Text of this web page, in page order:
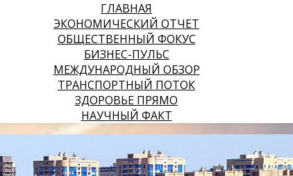
ГЛАВНАЯ
ЭКОНОМИЧЕСКИЙ ОТЧЕТ
ОБЩЕСТВЕННЫЙ ФОКУС
БИЗНЕС-ПУЛЬС
МЕЖДУНАРОДНЫЙ ОБЗОР
ТРАНСПОРТНЫЙ ПОТОК
ЗДОРОВЬЕ ПРЯМО
НАУЧНЫЙ ФАКТ